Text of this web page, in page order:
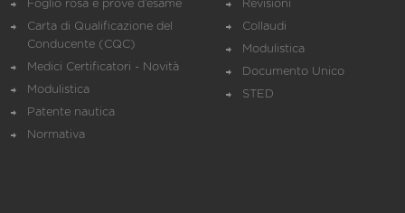
Foglio rosa e prove d’esame
Carta di Qualificazione del
Conducente (CQC)
Medici Certificatori - Novità
Modulistica
Patente nautica
Normativa
Revisioni
Collaudi
Modulistica
Documento Unico
STED